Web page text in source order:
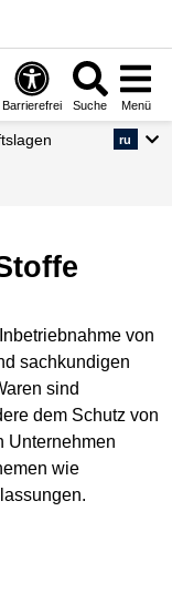
Barrierefrei Suche Menü
ru
von
sachkundigen
sind
dem Schutz von
Unternehmen
wie